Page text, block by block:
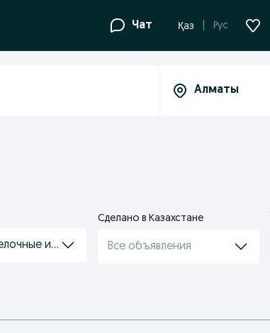
Чат Қаз Рус
и облицовочные материалы
Сделано в Казахстане
Все объявления